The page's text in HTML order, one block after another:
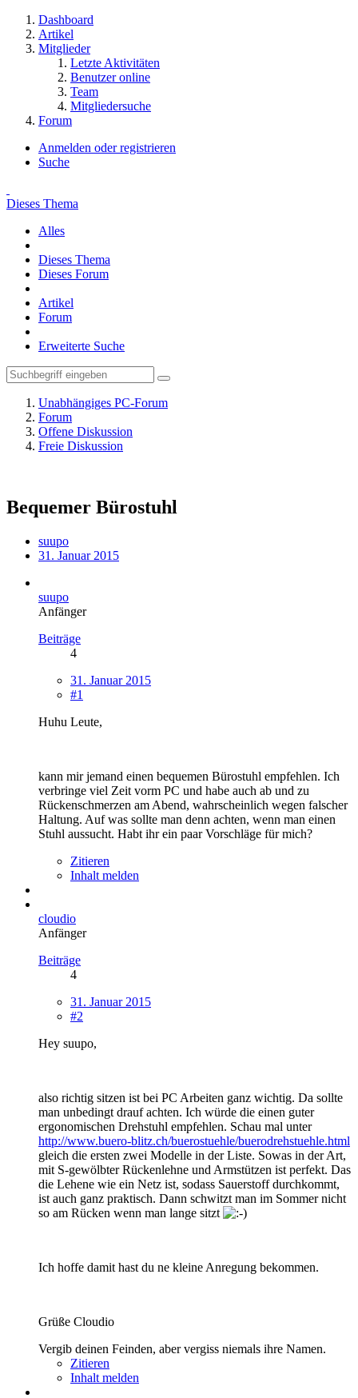
Dashboard
Artikel
Mitglieder
Letzte Aktivitäten
Benutzer online
Team
Mitgliedersuche
Forum
Anmelden oder registrieren
Suche
Dieses Thema
Alles
Dieses Thema
Dieses Forum
Artikel
Forum
Erweiterte Suche
Unabhängiges PC-Forum
Forum
Offene Diskussion
Freie Diskussion
Bequemer Bürostuhl
suupo
31. Januar 2015
suupo
Anfänger
Beiträge
4
31. Januar 2015
#1
Huhu Leute,
kann mir jemand einen bequemen Bürostuhl empfehlen. Ich
verbringe viel Zeit vorm PC und habe auch ab und zu
Rückenschmerzen am Abend, wahrscheinlich wegen falscher
Haltung. Auf was sollte man denn achten, wenn man einen
Stuhl aussucht. Habt ihr ein paar Vorschläge für mich?
Zitieren
Inhalt melden
cloudio
Anfänger
Beiträge
4
31. Januar 2015
#2
Hey suupo,
also richtig sitzen ist bei PC Arbeiten ganz wichtig. Da sollte
man unbedingt drauf achten. Ich würde die einen guter
ergonomischen Drehstuhl empfehlen. Schau mal unter
http://www.buero-blitz.ch/buerostuehle/buerodrehstuehle.html
gleich die ersten zwei Modelle in der Liste. Sowas in der Art,
mit S-gewölbter Rückenlehne und Armstützen ist perfekt. Das
die Lehene wie ein Netz ist, sodass Sauerstoff durchkommt,
ist auch ganz praktisch. Dann schwitzt man im Sommer nicht
so am Rücken wenn man lange sitzt
Ich hoffe damit hast du ne kleine Anregung bekommen.
Grüße Cloudio
Vergib deinen Feinden, aber vergiss niemals ihre Namen.
Zitieren
Inhalt melden